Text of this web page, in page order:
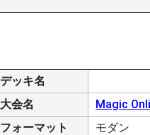
デッキ名
大会名
Magic
フォーマット
モダン